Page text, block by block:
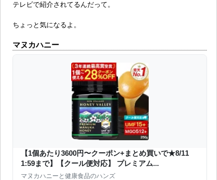
テレビで紹介されてるんだって。
ちょっと気になるよ。
マヌカハニー
【1個あたり3600円〜クーポン+まとめ買いで★8/11
1:59まで】【クール便対応】 プレミアム...
マヌカハニーと健康食品のハンズ